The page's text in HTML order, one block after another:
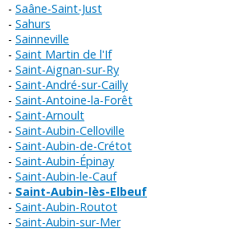
Saâne-Saint-Just
Sahurs
Sainneville
Saint Martin de l'If
Saint-Aignan-sur-Ry
Saint-André-sur-Cailly
Saint-Antoine-la-Forêt
Saint-Arnoult
Saint-Aubin-Celloville
Saint-Aubin-de-Crétot
Saint-Aubin-Épinay
Saint-Aubin-le-Cauf
Saint-Aubin-lès-Elbeuf
Saint-Aubin-Routot
Saint-Aubin-sur-Mer